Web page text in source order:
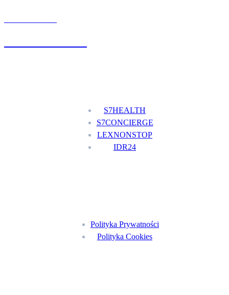
S7HEALTH
S7CONCIERGE
LEXNONSTOP
IDR24
Polityka Prywatności
Polityka Cookies